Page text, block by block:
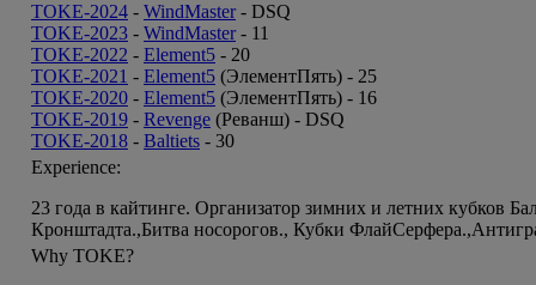
TOKE-2024 - WindMaster- DSQ
TOKE-2023 - WindMaster- 11
TOKE-2022 - Element5 - 20
TOKE-2021 - Element5 (ЭлементПять) - 25
TOKE-2020 - Element5 (ЭлементПять) - 16
TOKE-2019 - Revenge (Реванш) - DSQ
TOKE-2018 - Baltiets - 30
Experience:
23 года в кайтинге. Организатор зимних и летних
Кронштадта.,Битва носорогов., Кубки
Why TOKE?